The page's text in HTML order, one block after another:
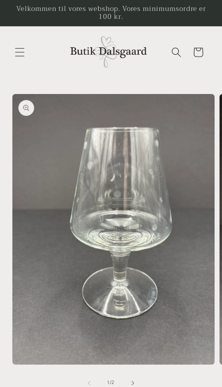
Gå til
Velkommen til vores webshop. Vores minimumsordre er
100 kr.
Indkøbskurv
til
1 /af
2